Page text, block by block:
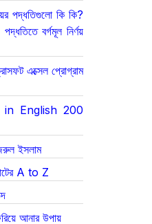
পদ্ধতিগুলো কি কি?
বর্গমূল নির্ণয়
এক্সেল প্রোগ্রাম
in English 200
ইসলাম
A to Z
আনার উপায়